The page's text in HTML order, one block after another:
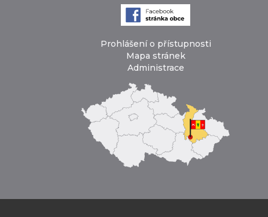
Prohlášení o přístupnosti
Mapa stránek
Administrace